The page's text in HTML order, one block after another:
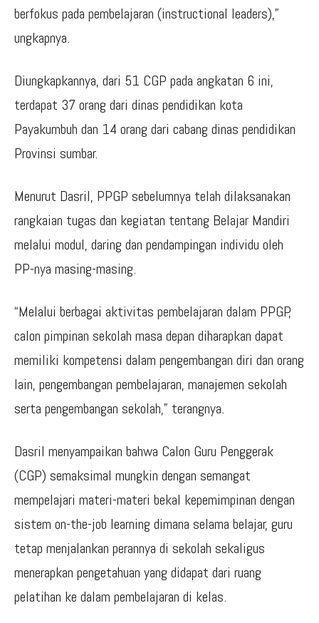
berfokus pada pembelajaran (instructional leaders),”
ungkapnya.
Diungkapkannya, dari 51 CGP pada angkatan 6 ini,
terdapat 37 orang dari dinas pendidikan kota
Payakumbuh dan 14 orang dari cabang dinas pendidikan
Provinsi sumbar.
Menurut Dasril, PPGP sebelumnya telah dilaksanakan
rangkaian tugas dan kegiatan tentang Belajar Mandiri
melalui modul, daring dan pendampingan individu oleh
PP-nya masing-masing.
“Melalui berbagai aktivitas pembelajaran dalam PPGP,
calon pimpinan sekolah masa depan diharapkan dapat
memiliki kompetensi dalam pengembangan diri dan orang
lain, pengembangan pembelajaran, manajemen sekolah
serta pengembangan sekolah,” terangnya.
Dasril menyampaikan bahwa Calon Guru Penggerak
(CGP) semaksimal mungkin dengan semangat
mempelajari materi-materi bekal kepemimpinan dengan
sistem on-the-job learning dimana selama belajar, guru
tetap menjalankan perannya di sekolah sekaligus
menerapkan pengetahuan yang didapat dari ruang
pelatihan ke dalam pembelajaran di kelas.